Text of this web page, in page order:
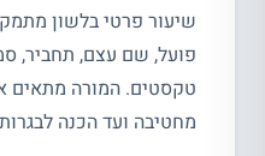
שיעור פרטי בלשון
פועל, שם עצם, תחביר,
טקסטים. המורה מתאים
מחטיבה ועד הכנה לבגרות 5 יחידות בלשון.